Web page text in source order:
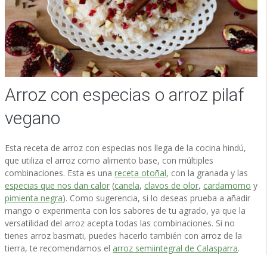
Arroz con especias o arroz pilaf
vegano
Esta receta de arroz con especias nos llega de la cocina hindú,
que utiliza el arroz como alimento base, con múltiples
combinaciones. Esta es una receta otoñal, con la granada y las
especias que nos dan calor (canela, clavos de olor, cardamomo y
pimienta negra). Como sugerencia, si lo deseas prueba a añadir
mango o experimenta con los sabores de tu agrado, ya que la
versatilidad del arroz acepta todas las combinaciones. Si no
tienes arroz basmati, puedes hacerlo también con arroz de la
tierra, te recomendamos el arroz semiintegral de Calasparra.